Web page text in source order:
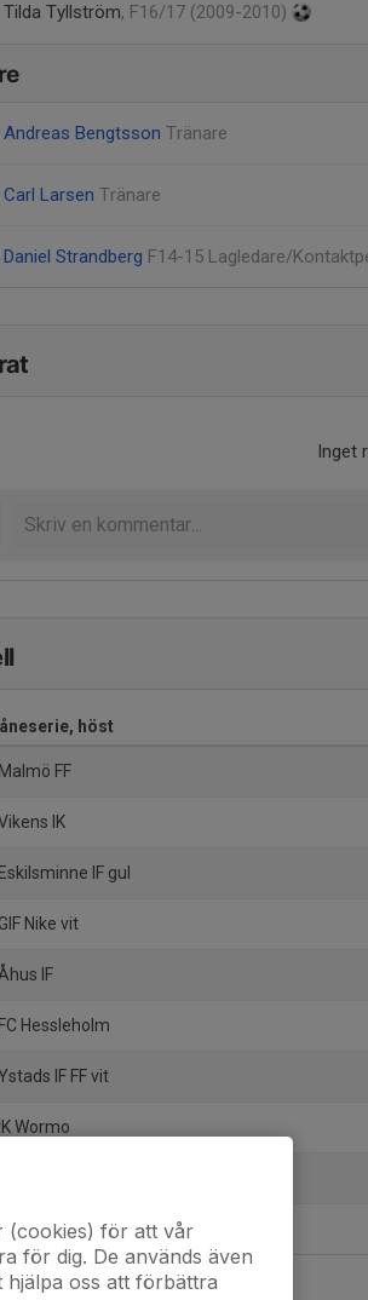
Tilda Tyllström, F16/17 (2009-2010)
Andreas Bengtsson Tränare
Carl Larsen Tränare
Daniel Strandberg F14-15 Lagledare/
Inget
höst
FF
IK
IF gul
Nike vit
IF
Hessleholm
IF FF vit
Wormo
Veberöds AIF
(cookies) för att vår
för dig. De används även
oss att förbättra